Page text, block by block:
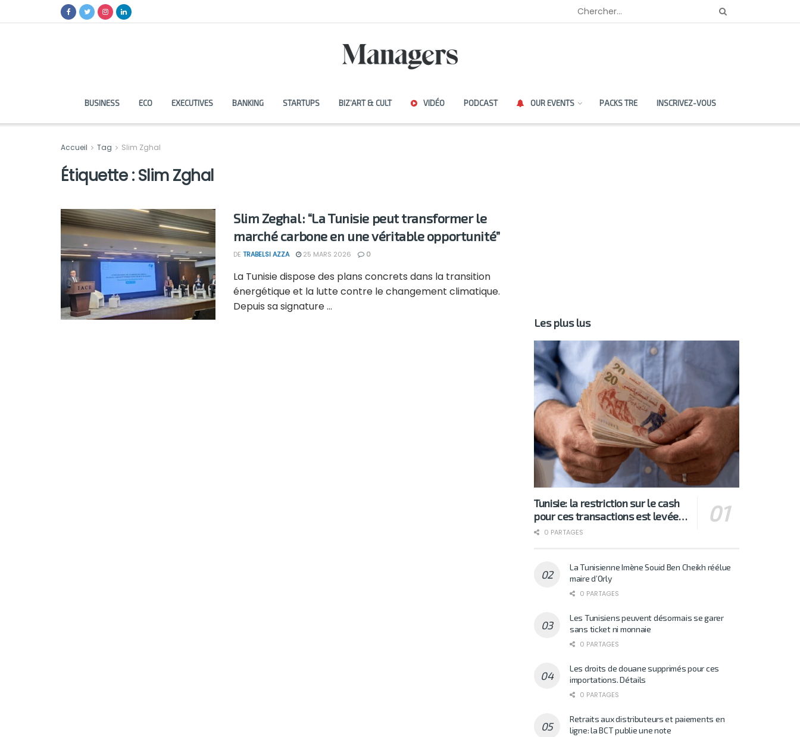
BUSINESS ECO EXECUTIVES BANKING STARTUPS BIZ’ART & CULT VIDÉO PODCAST OUR EVENTS PACKS TRE INSCRIVEZ-VOUS
Accueil Tag Slim Zghal
Étiquette :Slim Zghal
Slim Zeghal : “La Tunisie peut transformer le
marché carbone en une véritable opportunité”
DE TRABELSI AZZA 25 MARS 2026 0
La Tunisie dispose des plans concrets dans la transition
énergétique et la lutte contre le changement climatique.
Depuis sa signature ...
Les plus lus
Tunisie: la restriction sur le cash
pour ces transactions est levée…
0 PARTAGES
La Tunisienne Imène Souid Ben Cheikh réélue
maire d’Orly
0 PARTAGES
Les Tunisiens peuvent désormais se garer
sans ticket ni monnaie
0 PARTAGES
Les droits de douane supprimés pour ces
importations. Détails
0 PARTAGES
Retraits aux distributeurs et paiements en
ligne: la BCT publie une note